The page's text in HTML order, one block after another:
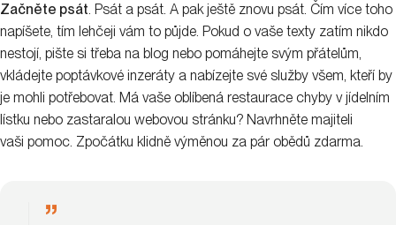
Začněte psát. Psát a psát. A pak ještě znovu psát. Čím více toho
napíšete, tím lehčeji vám to půjde. Pokud o vaše texty zatím nikdo
nestojí, pište si třeba na blog nebo pomáhejte svým přátelům,
vkládejte poptávkové inzeráty a nabízejte své služby všem, kteří by
je mohli potřebovat. Má vaše oblíbená restaurace chyby v jídelním
lístku nebo zastaralou webovou stránku? Navrhněte majiteli
vaši pomoc. Zpočátku klidně výměnou za pár obědů zdarma.